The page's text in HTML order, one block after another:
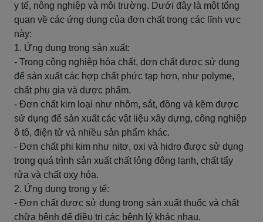
y tế, nông nghiệp và môi trường. Dưới đây là một tổng
quan về các ứng dụng của đơn chất trong các lĩnh vực
này:
1. Ứng dụng trong sản xuất:
- Trong công nghiệp hóa chất, đơn chất được sử dụng
để sản xuất các hợp chất phức tạp hơn, như polyme,
chất phụ gia và dược phẩm.
- Đơn chất kim loại như nhôm, sắt, đồng và kẽm được
sử dụng để sản xuất các vật liệu xây dựng, công nghiệp
ô tô, điện tử và nhiều sản phẩm khác.
- Đơn chất phi kim như nitơ, oxi và hidro được sử dụng
trong quá trình sản xuất chất lỏng đông lạnh, chất tẩy
rửa và chất oxy hóa.
2. Ứng dụng trong y tế:
- Đơn chất được sử dụng trong sản xuất thuốc và chất
chữa bệnh để điều trị các bệnh lý khác nhau.